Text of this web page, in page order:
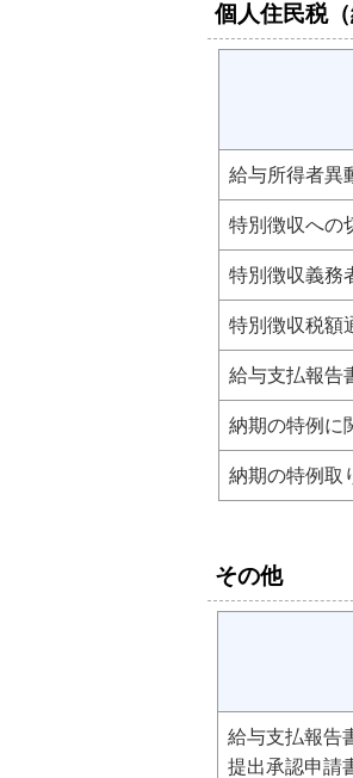
個人住民税
給与所得者異
特別徴収への
特別徴収義務
特別徴収税額
給与支払報告
納期の特例に
納期の特例取
その他
給与支払報告
提出承認申請